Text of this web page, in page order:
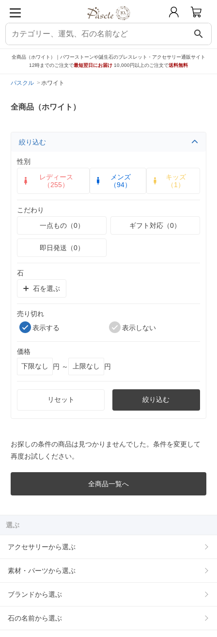
search
全商品（ホワイト）｜パワーストーンや誕生石のブレスレット・アクセサリー通販サイト
12時までのご注文で最短翌日にお届け 10,000円以上のご注文で送料無料
パスクル ホワイト
全商品（ホワイト）
絞り込む
性別
レディース
（255）
メンズ
（94）
キッズ
（1）
こだわり
一点もの（0）
ギフト対応（0）
即日発送（0）
石
石を選ぶ
売り切れ
表示する
表示しない
価格
円 ～
円
リセット 絞り込む
お探しの条件の商品は見つかりませんでした。条件を変更して
再度お試しください。
全商品一覧へ
選ぶ
アクセサリーから選ぶ
素材・パーツから選ぶ
ブランドから選ぶ
石の名前から選ぶ